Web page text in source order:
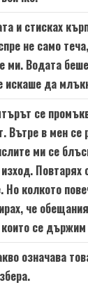
и стисках
не само
ми. Водата
искаше да
се
Вътре в мен се
ми се
Повтарях
колкото
че
се
означава